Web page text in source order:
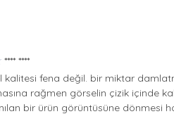
**** ****
kalitesi fena değil. bir miktar
rağmen görselin çizik içinde
bir ürün görüntüsüne dönmesi